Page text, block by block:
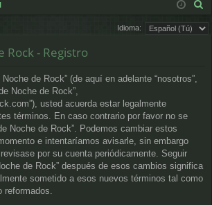
nt
ifi
rs
ist
ra
Idioma:
Rock - Registro
de Rock” (de aquí en adelante “nosotros”,
Noche de Rock”,
usted acuerda estar legalmente
términos. En caso contrario por favor no se
Noche de Rock”. Podemos cambiar estos
e intentaríamos avisarle, sin embargo
por su cuenta periódicamente. Seguir
de Rock” después de esos cambios significa
sometido a esos nuevos términos tal como